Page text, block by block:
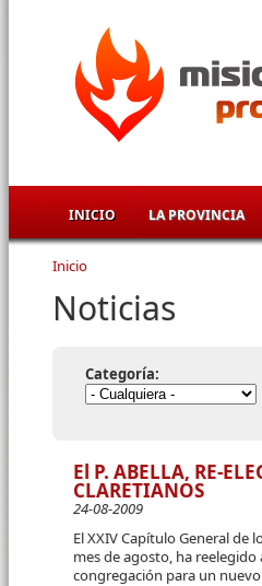
INICIO LA PROVINCIA
Se encuentra usted
Inicio
Noticias
Categoría:
El P. ABELLA, RE-
CLARETIANOS
24-08-2009
El XXIV Capítulo General
mes de agosto, ha reelegido
congregación para un